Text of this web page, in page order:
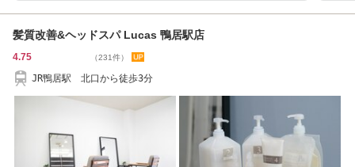
髪質改善&ヘッドスパ Lucas 鴨居駅店
4.75 （231件）
JR鴨居駅 北口から徒歩3分